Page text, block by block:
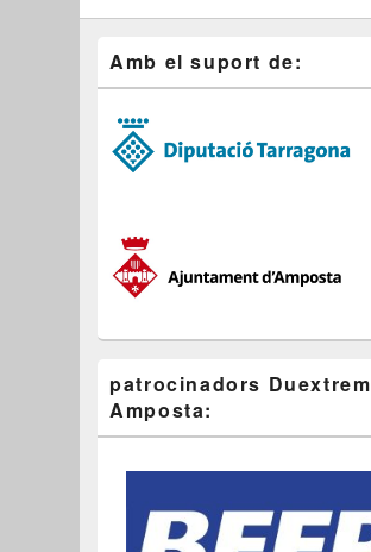
Amb el suport de:
patrocinadors Duextrem
Amposta: